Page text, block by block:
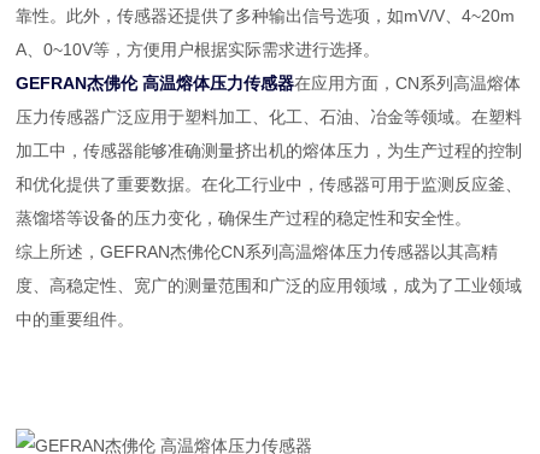
靠性。此外，传感器还提供了多种输出信号选项，如mV/V、4~20m
A、0~10V等，方便用户根据实际需求进行选择。
GEFRAN杰佛伦 高温熔体压力传感器在应用方面，CN系列高温熔体
压力传感器广泛应用于塑料加工、化工、石油、冶金等领域。在塑料
加工中，传感器能够准确测量挤出机的熔体压力，为生产过程的控制
和优化提供了重要数据。在化工行业中，传感器可用于监测反应釜、
蒸馏塔等设备的压力变化，确保生产过程的稳定性和安全性。
综上所述，GEFRAN杰佛伦CN系列高温熔体压力传感器以其高精
度、高稳定性、宽广的测量范围和广泛的应用领域，成为了工业领域
中的重要组件。